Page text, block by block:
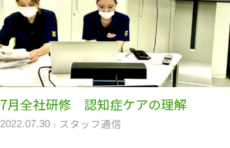
7月全社研修 認知症ケアの理解
2022.07.30 スタッフ通信